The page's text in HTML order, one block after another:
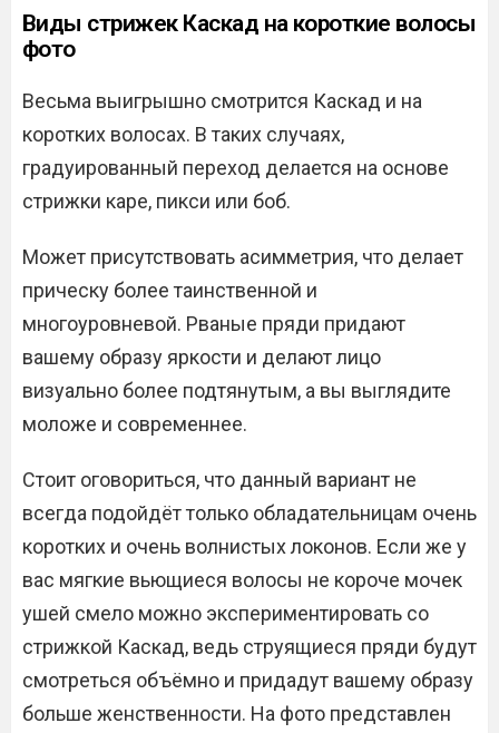
Виды стрижек Каскад на короткие волосы
фото
Весьма выигрышно смотрится Каскад и на
коротких волосах. В таких случаях,
градуированный переход делается на основе
стрижки каре, пикси или боб.
Может присутствовать асимметрия, что делает
прическу более таинственной и
многоуровневой. Рваные пряди придают
вашему образу яркости и делают лицо
визуально более подтянутым, а вы выглядите
моложе и современнее.
Стоит оговориться, что данный вариант не
всегда подойдёт только обладательницам очень
коротких и очень волнистых локонов. Если же у
вас мягкие вьющиеся волосы не короче мочек
ушей смело можно экспериментировать со
стрижкой Каскад, ведь струящиеся пряди будут
смотреться объёмно и придадут вашему образу
больше женственности. На фото представлен